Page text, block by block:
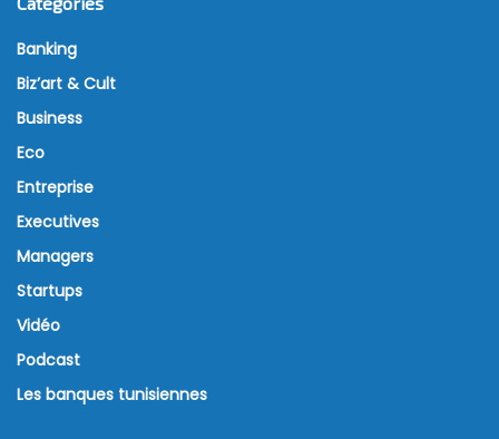
Banking
Biz’art & Cult
Business
Eco
Entreprise
Executives
Managers
Startups
Vidéo
Podcast
Les banques tunisiennes